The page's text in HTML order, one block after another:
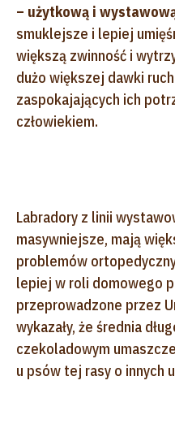
– użytkową i
smuklejsze i lepiej
większą zwinność i
dużo większej dawki
zaspokajających ich
człowiekiem.
Labradory z linii
masywniejsze, mają
problemów
lepiej w roli domowego
przeprowadzone przez
wykazały, że średnia
czekoladowym
u psów tej rasy o innych